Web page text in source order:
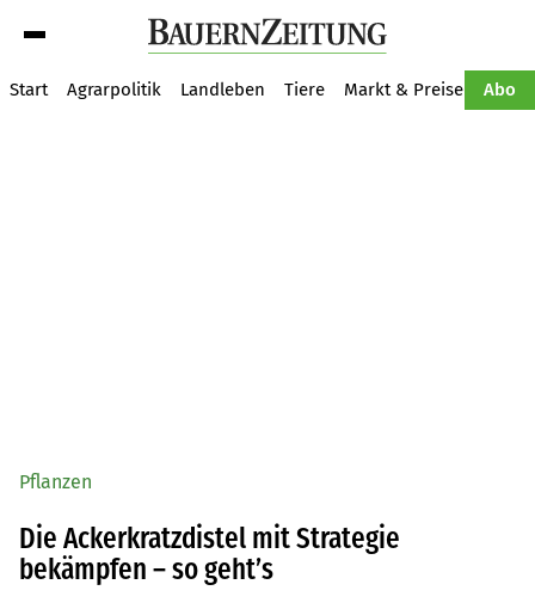
Start Agrarpolitik Landleben Tiere Markt & Preise Abo
Pflanzen
Die Ackerkratzdistel mit Strategie
bekämpfen – so geht’s